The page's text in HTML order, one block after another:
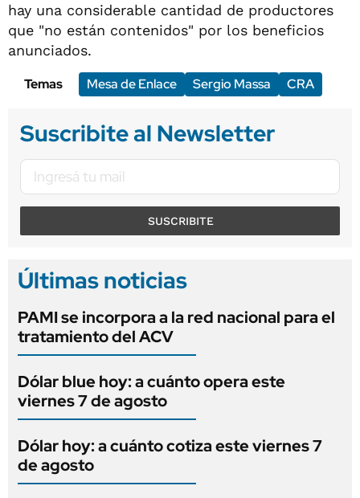
hay una considerable cantidad de productores
que "no están contenidos" por los beneficios
anunciados.
Temas
Mesa de Enlace Sergio Massa CRA
Suscribite al Newsletter
SUSCRIBITE
Últimas noticias
PAMI se incorpora a la red nacional para el
tratamiento del ACV
Dólar blue hoy: a cuánto opera este
viernes 7 de agosto
Dólar hoy: a cuánto cotiza este viernes 7
de agosto